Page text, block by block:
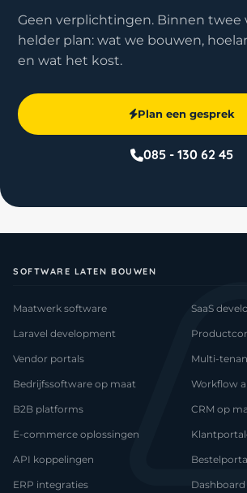
Geen verplichtingen. Binnen twee
helder plan: wat we bouwen,
en wat het kost.
Plan een gesprek
085 - 130 62 45
SOFTWARE LATEN BOUWEN
Maatwerk software
Laravel development
Vendor portals
Bedrijfssoftware op maat
B2B platforms
E-commerce oplossingen
API koppelingen
ERP integraties
SaaS
Multi-
Workflow
CRM op